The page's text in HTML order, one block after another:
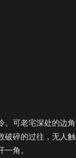
可老宅深处的边角
破碎的过往，无人触
角。